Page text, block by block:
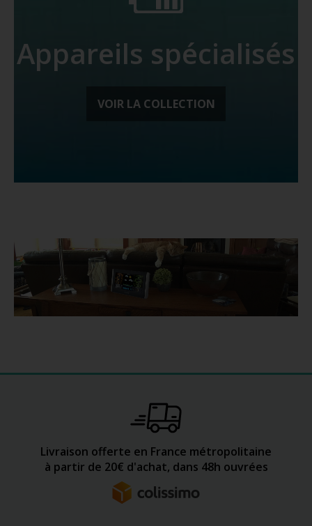
Appareils spécialisés
VOIR LA COLLECTION
Livraison offerte en France métropolitaine
à partir de 20€ d'achat, dans 48h ouvrées